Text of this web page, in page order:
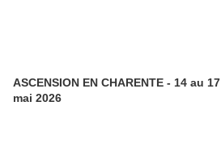
ASCENSION EN CHARENTE - 14 au 17
mai 2026